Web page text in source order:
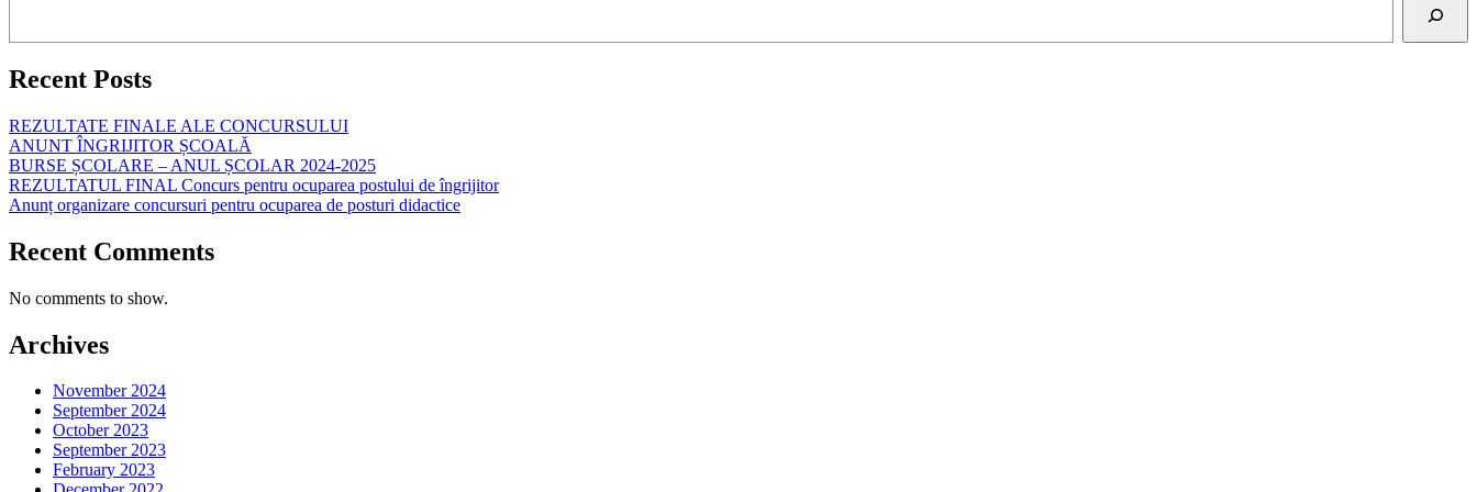
Recent Posts
REZULTATE FINALE ALE CONCURSULUI
ANUNT ÎNGRIJITOR ȘCOALĂ
BURSE ȘCOLARE – ANUL ȘCOLAR 2024-2025
REZULTATUL FINAL Concurs pentru ocuparea postului de îngrijitor
Anunț organizare concursuri pentru ocuparea de posturi didactice
Recent Comments
No comments to show.
Archives
November 2024
September 2024
October 2023
September 2023
February 2023